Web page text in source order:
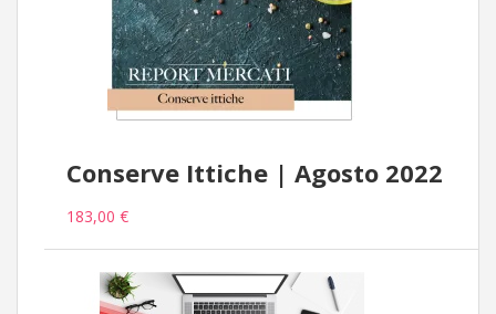
Conserve Ittiche | Agosto 2022
183,00 €